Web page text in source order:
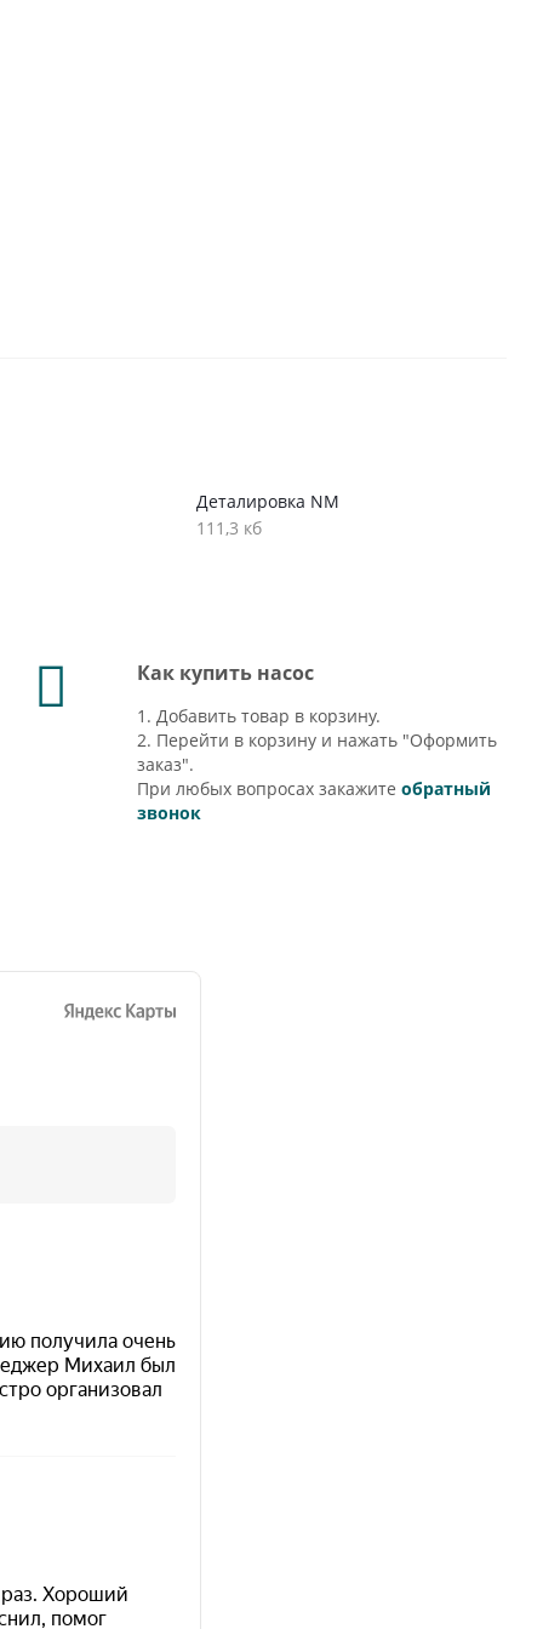
Деталировка NM
111,3 кб
Как купить насос
1. Добавить товар в корзину.
2. Перейти в корзину и нажать "Оформить
заказ".
При любых вопросах закажитеобратный
звонок